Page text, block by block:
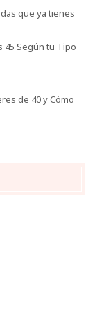
que ya tienes
45 Según tu Tipo
de 40 y Cómo